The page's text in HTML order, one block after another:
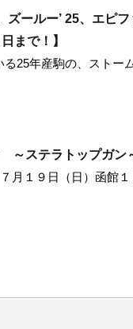
ズールー’ 25、エピ
まで！】
25年産駒の、ストー
～ステラトップガン
月１９日（日）函館